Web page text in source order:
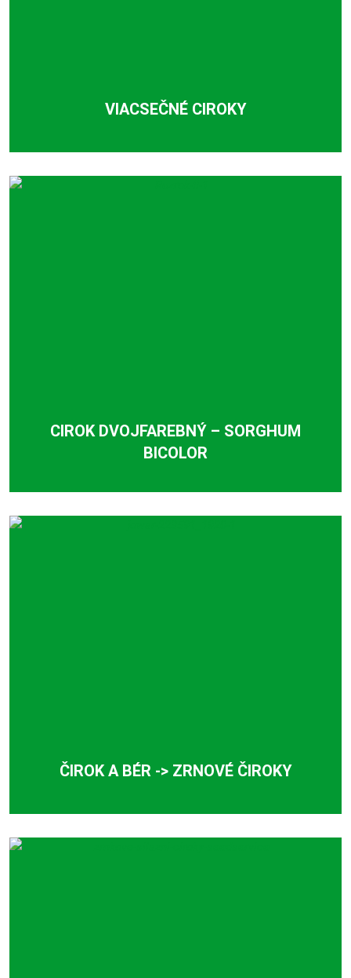
VIACSEČNÉ CIROKY
CIROK DVOJFAREBNÝ – SORGHUM
BICOLOR
ČIROK A BÉR -> ZRNOVÉ ČIROKY